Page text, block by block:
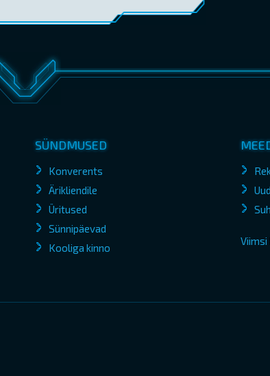
SÜNDMUSED
Konverents
Ärikliendile
Üritused
Sünnipäevad
Kooliga kinno
Viimsi